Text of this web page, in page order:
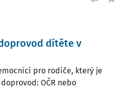
dítěte v
pro rodiče, který je
OČR nebo